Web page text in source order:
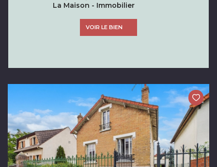
La Maison - Immobilier
VOIR LE BIEN